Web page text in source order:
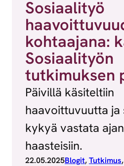
Sosiaalityö
kohtaajana:
Sosiaalityön
tutkimuksen
Päivillä käsiteltiin
haavoittuvuutta ja
kykyä vastata
haasteisiin.
22.05.2025Blogit, Tutkimus,